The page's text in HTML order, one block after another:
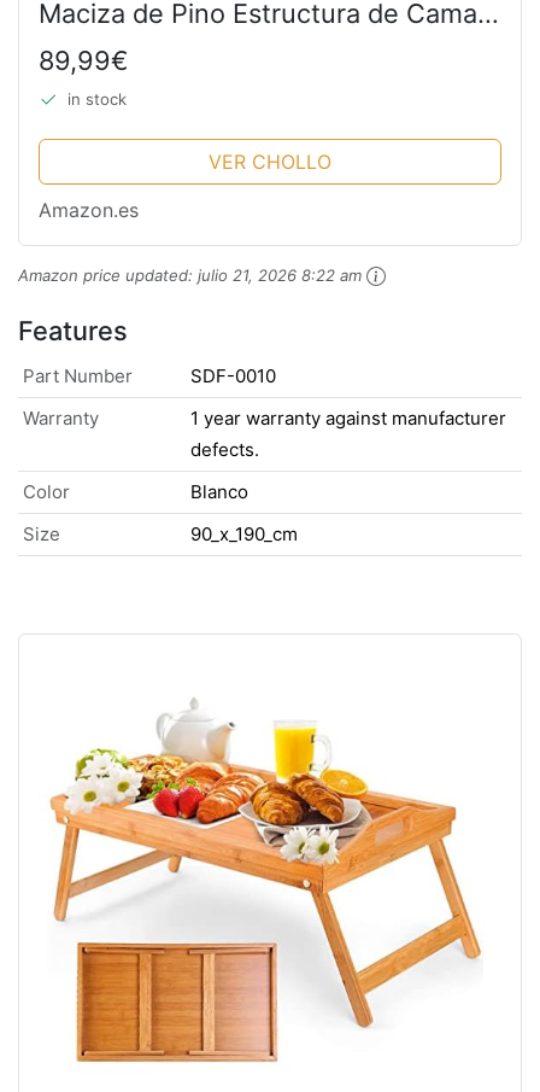
Maciza de Pino Estructura de Camas
Individual para Adultos, Adolescentes
90x190 cm, Blanco
89,99€
in stock
VER CHOLLO
Amazon.es
Amazon price updated: julio 21, 2026 8:22 am
Features
Part Number
SDF-0010
Warranty
1 year warranty against manufacturer
defects.
Color
Blanco
Size
90_x_190_cm